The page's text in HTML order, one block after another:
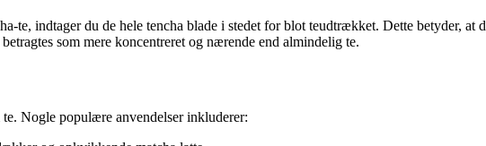
te, indtager du de hele tencha blade i stedet for blot teudtrækket. Dette betyder, at
som mere koncentreret og nærende end almindelig te.
Nogle populære anvendelser inkluderer: